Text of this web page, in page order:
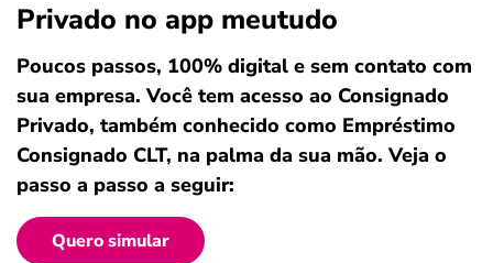
Privado no app meutudo
Poucos passos, 100% digital e sem contato com
sua empresa. Você tem acesso ao Consignado
Privado, também conhecido como Empréstimo
Consignado CLT, na palma da sua mão. Veja o
passo a passo a seguir:
Quero simular